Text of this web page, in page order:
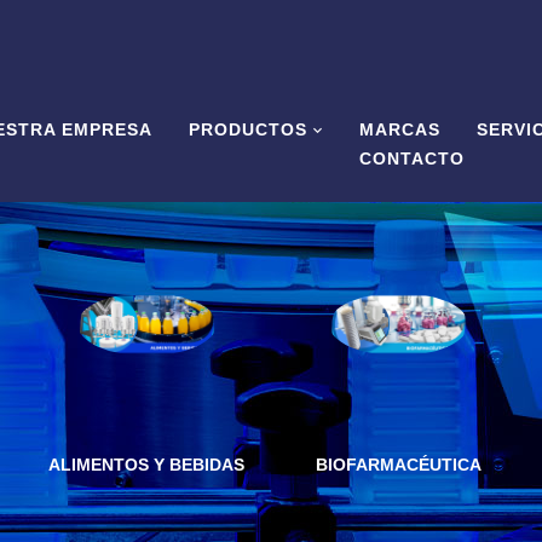
EMPRESA PRODUCTOS MARCAS
CONTACTO
ALIMENTOS Y BEBIDAS BIOFARMACÉUTICA